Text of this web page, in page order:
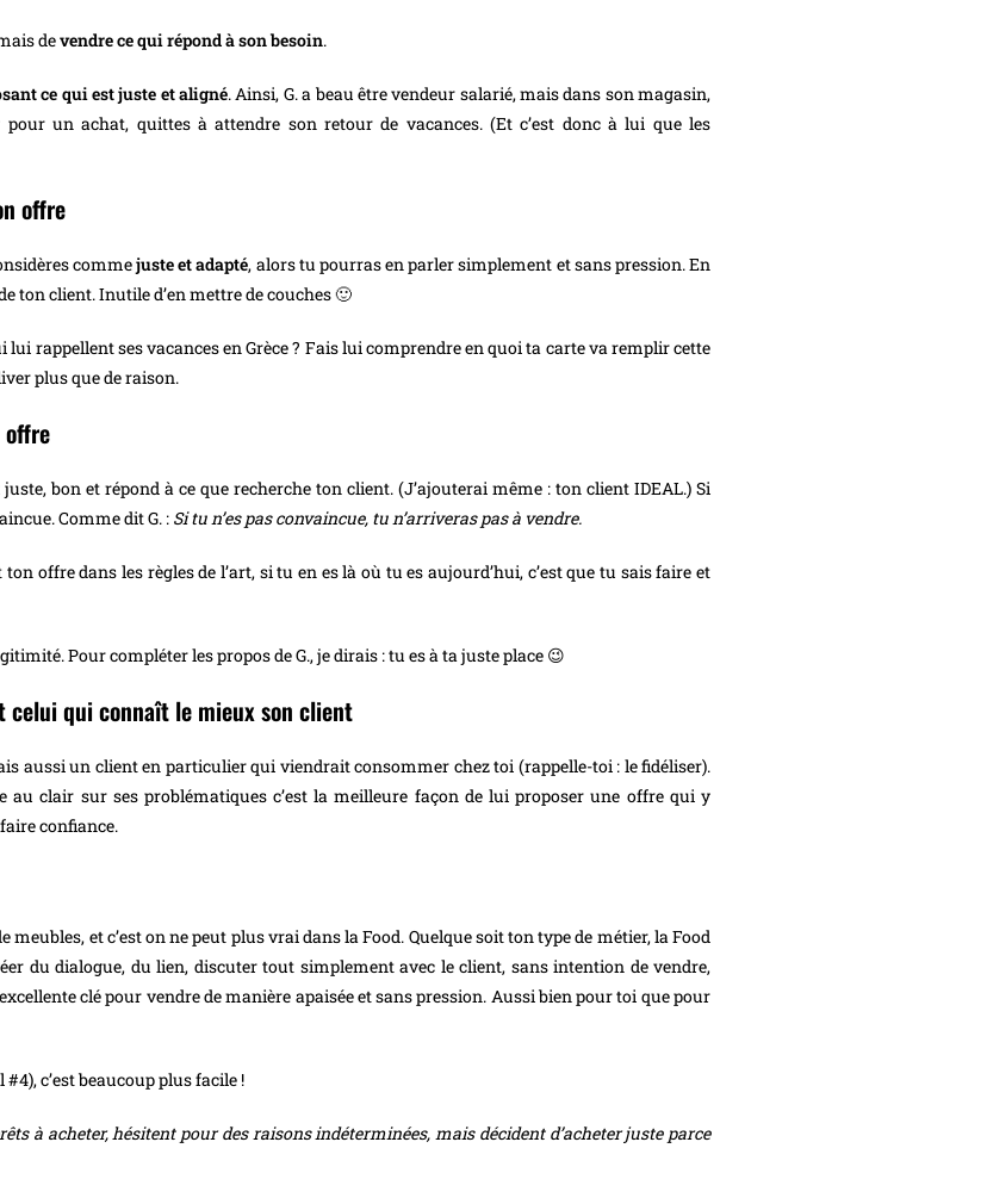
devendre ce qui répond à son besoin.
ce qui est juste et aligné. Ainsi, G. a beau être vendeur salarié, mais dans son magasin,
un achat, quittes à attendre son retour de vacances. (Et c’est donc à lui que les
offre
commejuste et adapté, alors tu pourras en parler simplement et sans pression. En
ton client. Inutile d’en mettre de couches 🙂
rappellent ses vacances en Grèce ? Fais lui comprendre en quoi ta carte va remplir cette
plus que de raison.
offre
bon et répond à ce que recherche ton client. (J’ajouterai même : ton client IDEAL.) Si
Comme dit G. : Si tu n’es pas convaincue, tu n’arriveras pas à vendre.
offre dans les règles de l’art, si tu en es là où tu es aujourd’hui, c’est que tu sais faire et
Pour compléter les propos de G., je dirais : tu es à ta juste place 😉
celui qui connaît le mieux son client
aussi un client en particulier qui viendrait consommer chez toi (rappelle-toi : le fidéliser).
au clair sur ses problématiques c’est la meilleure façon de lui proposer une offre qui y
confiance.
et c’est on ne peut plus vrai dans la Food. Quelque soit ton type de métier, la Food
du dialogue, du lien, discuter tout simplement avec le client, sans intention de vendre,
clé pour vendre de manière apaisée et sans pression. Aussi bien pour toi que pour
c’est beaucoup plus facile !
à acheter, hésitent pour des raisons indéterminées, mais décident d’acheter juste parce